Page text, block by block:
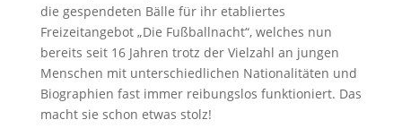
die gespendeten Bälle für ihr etabliertes
Freizeitangebot „Die Fußballnacht“, welches nun
bereits seit 16 Jahren trotz der Vielzahl an jungen
Menschen mit unterschiedlichen Nationalitäten und
Biographien fast immer reibungslos funktioniert. Das
macht sie schon etwas stolz!